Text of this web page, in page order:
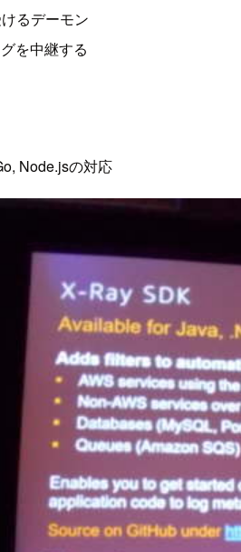
るデーモン
を中継する
Node.jsの対応